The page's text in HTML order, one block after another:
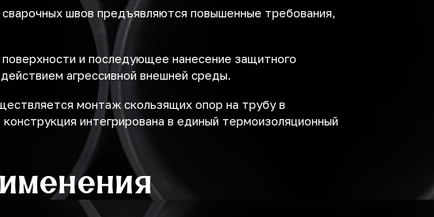
швов предъявляются повышенные требования,
и последующее нанесение защитного
агрессивной внешней среды.
монтаж скользящих опор на трубу в
интегрирована в единый термоизоляционный